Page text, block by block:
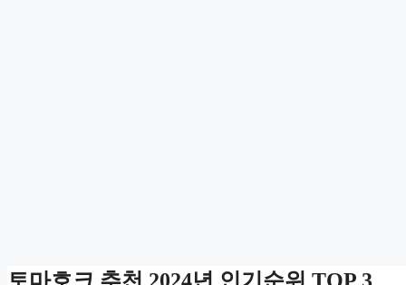
토마호크 추천 2024년 인기순위 TOP 3